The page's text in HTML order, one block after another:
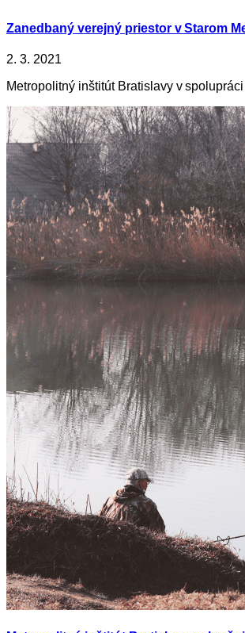
Zanedbaný verejný priestor v Starom
2. 3. 2021
Metropolitný inštitút Bratislavy v